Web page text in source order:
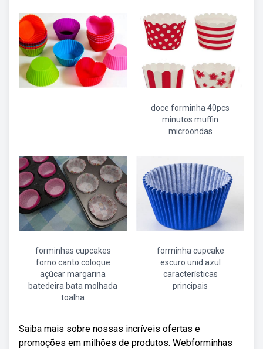
doce forminha 40pcs
minutos muffin
microondas
forminhas cupcakes
forno canto coloque
açúcar margarina
batedeira bata molhada
toalha
forminha cupcake
escuro unid azul
características
principais
Saiba mais sobre nossas incríveis ofertas e
promoções em milhões de produtos. Webforminhas